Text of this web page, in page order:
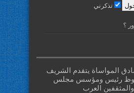
تذكرني
؟
المواساة يتقدم الشريف
رئيس ومؤسس مجلس
والمثقفين العرب